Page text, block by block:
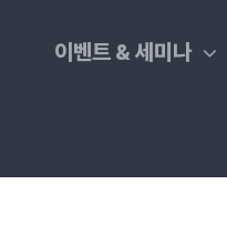
이벤트 & 세미나